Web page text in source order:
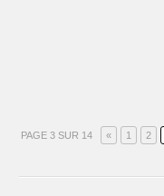
PAGE 3 SUR 14 « 1 2